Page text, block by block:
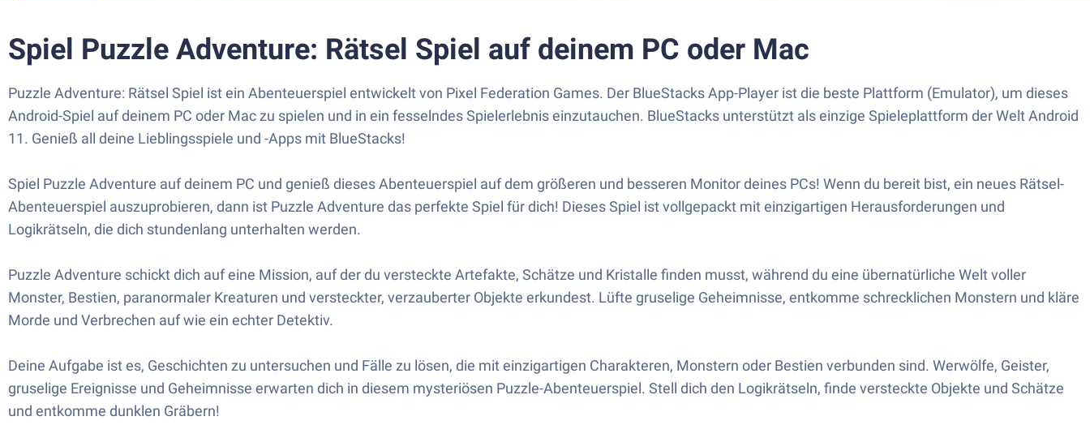
Spiel Puzzle Adventure: Rätsel Spiel auf deinem PC oder Mac
Puzzle Adventure: Rätsel Spiel ist ein Abenteuerspiel entwickelt von Pixel Federation Games. Der BlueStacks App-Player ist die beste Plattform (Emulator), um dieses
Android-Spiel auf deinem PC oder Mac zu spielen und in ein fesselndes Spielerlebnis einzutauchen. BlueStacks unterstützt als einzige Spieleplattform der Welt Android
11. Genieß all deine Lieblingsspiele und -Apps mit BlueStacks!
Spiel Puzzle Adventure auf deinem PC und genieß dieses Abenteuerspiel auf dem größeren und besseren Monitor deines PCs! Wenn du bereit bist, ein neues Rätsel-
Abenteuerspiel auszuprobieren, dann ist Puzzle Adventure das perfekte Spiel für dich! Dieses Spiel ist vollgepackt mit einzigartigen Herausforderungen und
Logikrätseln, die dich stundenlang unterhalten werden.
Puzzle Adventure schickt dich auf eine Mission, auf der du versteckte Artefakte, Schätze und Kristalle finden musst, während du eine übernatürliche Welt voller
Monster, Bestien, paranormaler Kreaturen und versteckter, verzauberter Objekte erkundest. Lüfte gruselige Geheimnisse, entkomme schrecklichen Monstern und kläre
Morde und Verbrechen auf wie ein echter Detektiv.
Deine Aufgabe ist es, Geschichten zu untersuchen und Fälle zu lösen, die mit einzigartigen Charakteren, Monstern oder Bestien verbunden sind. Werwölfe, Geister,
gruselige Ereignisse und Geheimnisse erwarten dich in diesem mysteriösen Puzzle-Abenteuerspiel. Stell dich den Logikrätseln, finde versteckte Objekte und Schätze
und entkomme dunklen Gräbern!